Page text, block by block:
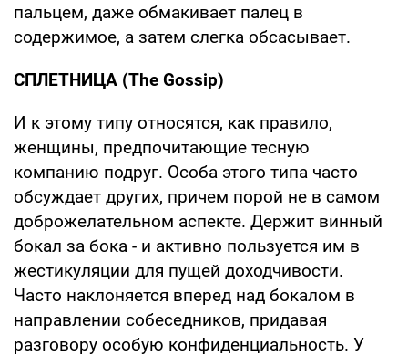
пальцем, даже обмакивает палец в
содержимое, а затем слегка обсасывает.
СПЛЕТНИЦА (The Gossip)
И к этому типу относятся, как правило,
женщины, предпочитающие тесную
компанию подруг. Особа этого типа часто
обсуждает других, причем порой не в самом
доброжелательном аспекте. Держит винный
бокал за бока - и активно пользуется им в
жестикуляции для пущей доходчивости.
Часто наклоняется вперед над бокалом в
направлении собеседников, придавая
разговору особую конфиденциальность. У